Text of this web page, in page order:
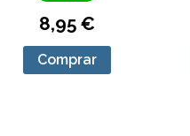
8,95 €
Comprar